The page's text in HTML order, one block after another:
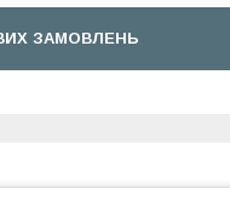
ЗАМОВЛЕНЬ